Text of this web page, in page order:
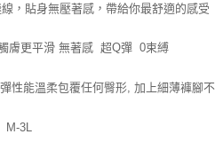
， 貼身無壓著感，帶給你最舒適的感受
膚更平滑 無著感 超Q彈 0束縛
性能溫柔包覆任何臀形, 加上細薄褲腳
M-3L